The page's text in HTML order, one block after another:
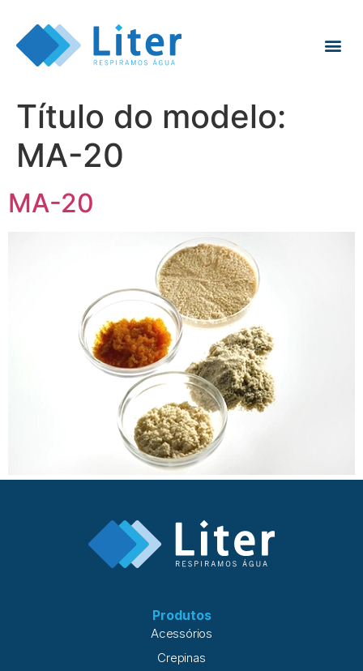
Título do modelo:
MA-20
MA-20
Produtos
Acessórios
Crepinas